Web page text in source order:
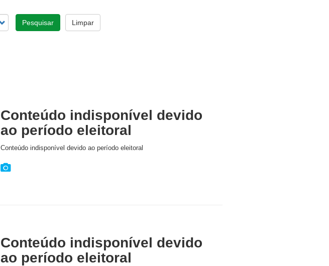
Pesquisar Limpar
Conteúdo indisponível devido
ao período eleitoral
Conteúdo indisponível devido ao período eleitoral
Conteúdo indisponível devido
ao período eleitoral